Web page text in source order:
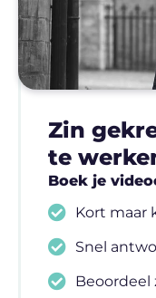
Zin
te
Boek je
Kort maar
Snel
Beoordeel